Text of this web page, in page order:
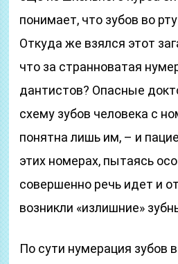
понимает, что зубов во
Откуда же взялся этот
что за странноватая
дантистов? Опасные
схему зубов человека с
понятна лишь им, – и
этих номерах, пытаясь
совершенно речь идет и
возникли «излишние»
По сути нумерация зубов